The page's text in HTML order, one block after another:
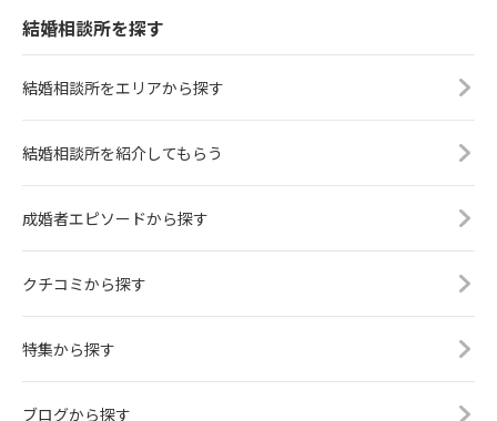
結婚相談所を探す
結婚相談所をエリアから探す
結婚相談所を紹介してもらう
成婚者エピソードから探す
クチコミから探す
特集から探す
ブログから探す